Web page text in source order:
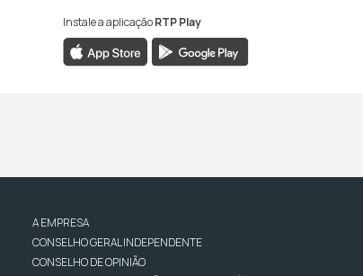
Instale a aplicaçãoRTP Play
A EMPRESA
CONSELHO GERAL INDEPENDENTE
CONSELHO DE OPINIÃO